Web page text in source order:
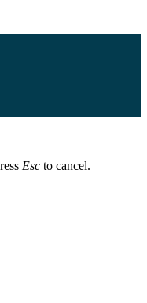
Esc to cancel.